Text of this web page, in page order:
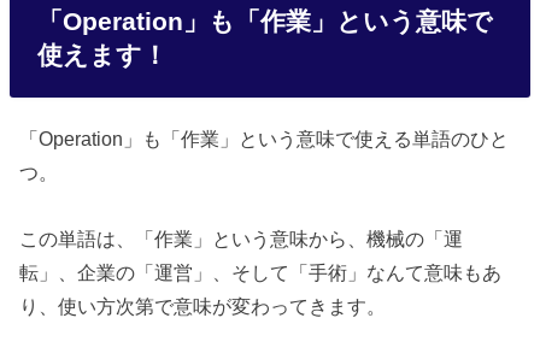
「Operation」も「作業」という意味で
使えます！
「Operation」も「作業」という意味で使える単語のひと
つ。
この単語は、「作業」という意味から、機械の「運
転」、企業の「運営」、そして「手術」なんて意味もあ
り、使い方次第で意味が変わってきます。